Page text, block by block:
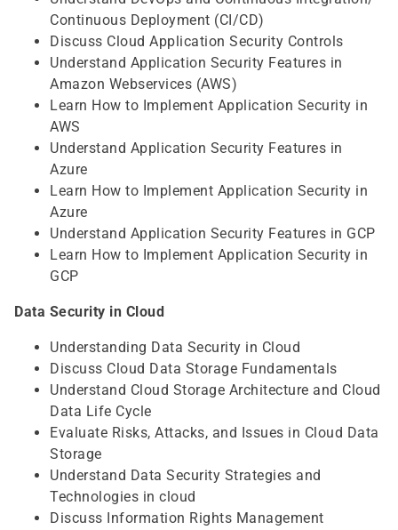
Continuous Deployment (CI/CD)
Discuss Cloud Application Security Controls
Understand Application Security Features in
Amazon Webservices (AWS)
Learn How to Implement Application Security in
AWS
Understand Application Security Features in
Azure
Learn How to Implement Application Security in
Azure
Understand Application Security Features in GCP
Learn How to Implement Application Security in
GCP
Data Security in Cloud
Understanding Data Security in Cloud
Discuss Cloud Data Storage Fundamentals
Understand Cloud Storage Architecture and Cloud
Data Life Cycle
Evaluate Risks, Attacks, and Issues in Cloud Data
Storage
Understand Data Security Strategies and
Technologies in cloud
Discuss Information Rights Management